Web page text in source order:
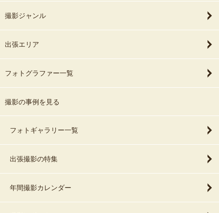
撮影ジャンル
出張エリア
フォトグラファー一覧
撮影の事例を見る
フォトギャラリー一覧
出張撮影の特集
年間撮影カレンダー